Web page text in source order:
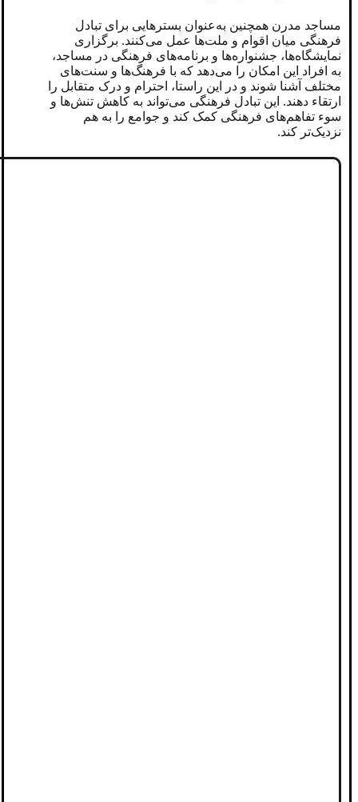
مساجد مدرن همچنین به‌عنوان بسترهایی برای تبادل
فرهنگی میان اقوام و ملت‌ها عمل می‌کنند. برگزاری
نمایشگاه‌ها، جشنواره‌ها و برنامه‌های فرهنگی در مساجد،
به افراد این امکان را می‌دهد که با فرهنگ‌ها و سنت‌های
مختلف آشنا شوند و در این راستا، احترام و درک متقابل را
ارتقاء دهند. این تبادل فرهنگی می‌تواند به کاهش تنش‌ها و
سوء تفاهم‌های فرهنگی کمک کند و جوامع را به هم
نزدیک‌تر کند.